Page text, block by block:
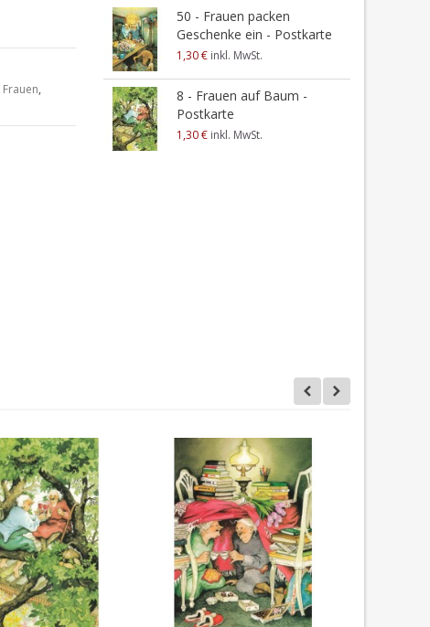
Frauen,
50 - Frauen packen
Geschenke ein - Postkarte
1,30 € inkl. MwSt.
8 - Frauen auf Baum -
Postkarte
1,30 € inkl. MwSt.